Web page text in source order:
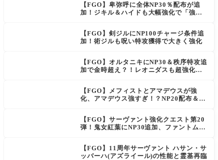
【FGO】卑弥呼に全体NP30％配布が追
加！ジキル＆ハイドも大幅強化で「強す
【FGO】剣ジルにNP100チャージ条件追
加！術ジルも呪い特攻獲得で大きく強化
【FGO】オルタニキにNP30＆秩序特攻追
加で金時超え？！レオニダスも超強化で
【FGO】メフィストとアマデウスが強
化、アマデウス強すぎ！？NP20配布＆Ar
【FGO】サーヴァント強化クエスト第20
弾！鬼女紅葉にNP30追加、ファントムも
【FGO】11周年サーヴァント ハサン・サ
ッバーハ(アズライール)の性能と霊基再臨